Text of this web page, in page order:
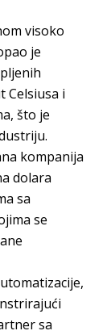
visoko
je
Celsiusa i
što je
kompanija
dolara
sa
se
sa